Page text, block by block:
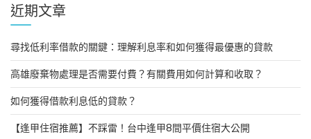
近期文章
尋找低利率借款的關鍵：理解利息率和如何獲得最優惠的貸款
高雄廢棄物處理是否需要付費？有關費用如何計算和收取？
如何獲得借款利息低的貸款？
【逢甲住宿推薦】不踩雷！台中逢甲8間平價住宿大公開